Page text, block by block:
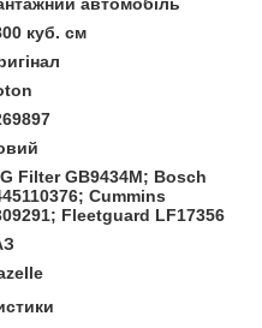
куб. см
Filter GB9434M; Bosch
Cummins
Fleetguard LF17356